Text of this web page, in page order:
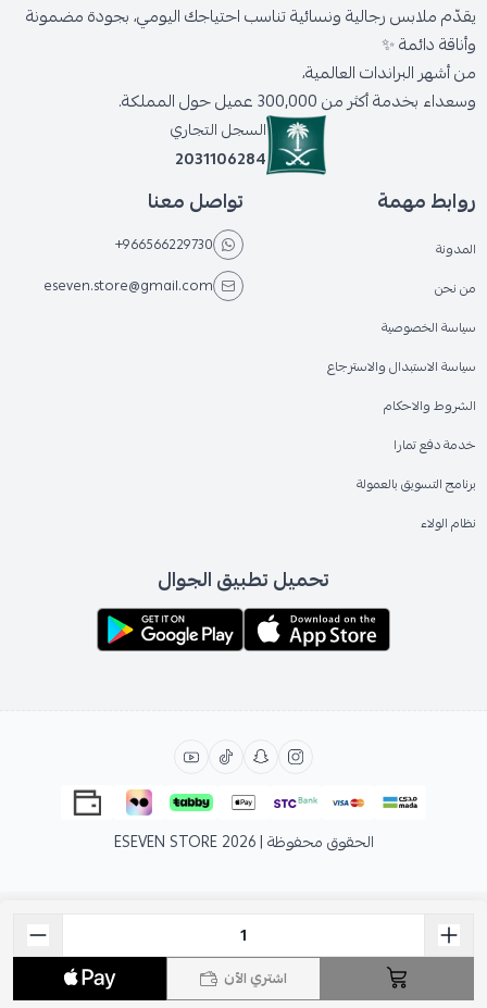
اشتري الآن
يقدّم ملابس رجالية ونسائية تناسب احتياجك اليومي، بجودة مضمونة
وأناقة دائمة ✨
من أشهر البراندات العالمية،
وسعداء بخدمة أكثر من 300,000 عميل حول المملكة.
السجل التجاري
2031106284
روابط مهمة
المدونة
من نحن
سياسة الخصوصية
سياسة الاستبدال والاسترجاع
الشروط والاحكام
خدمة دفع تمارا
برنامج التسويق بالعمولة
نظام الولاء
تواصل معنا
+966566229730
eseven.store@gmail.com
تحميل تطبيق الجوال
الحقوق محفوظة | 2026 ESEVEN STORE